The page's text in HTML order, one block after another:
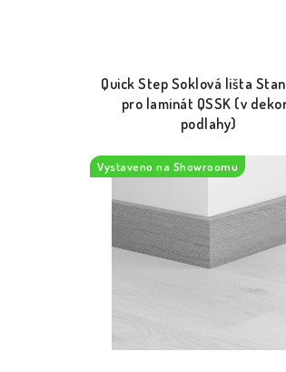
Quick Step Soklová lišta
pro laminát QSSK (v
podlahy)
Vystaveno na Showroomu